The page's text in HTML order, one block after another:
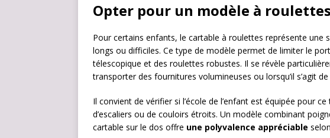
Opter pour un modèle à
Pour certains enfants, le cartable à roulettes représente
longs ou difficiles. Ce type de modèle permet de limiter le
télescopique et des roulettes robustes. Il se révèle
transporter des fournitures volumineuses ou lorsqu’il s’agit
Il convient de vérifier si l’école de l’enfant est équipée pour
d’escaliers ou de couloirs étroits. Un modèle combinant
cartable sur le dos offre une polyvalence appréciable